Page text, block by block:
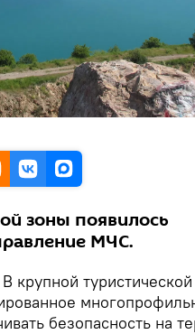
зоны появилось
МЧС.
В крупной
безопасность на